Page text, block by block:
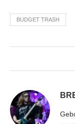
BUDGET TRASH